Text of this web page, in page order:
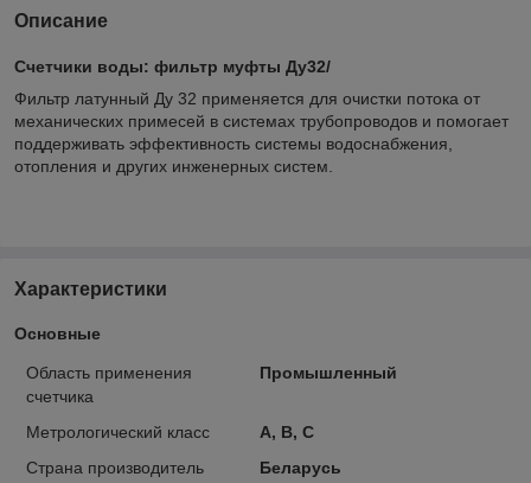
Описание
Счетчики воды: фильтр муфты Ду32/
Фильтр латунный Ду 32 применяется для очистки потока от
механических примесей в системах трубопроводов и помогает
поддерживать эффективность системы водоснабжения,
отопления и других инженерных систем.
Характеристики
Основные
Область применения
счетчика
Промышленный
Метрологический класс
А, В, С
Страна производитель
Беларусь